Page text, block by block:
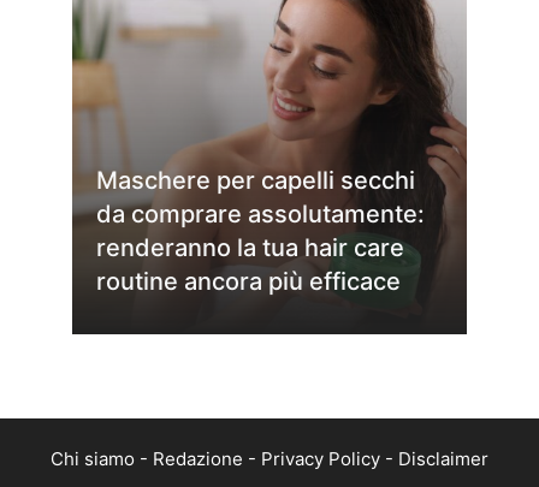
Maschere per capelli secchi
da comprare assolutamente:
renderanno la tua hair care
routine ancora più efficace
Chi siamo - Redazione - Privacy Policy - Disclaimer